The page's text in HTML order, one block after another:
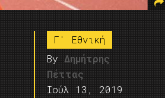
Γ' Εθνική
By Δημήτρης
Πέττας
Ιούλ 13, 2019